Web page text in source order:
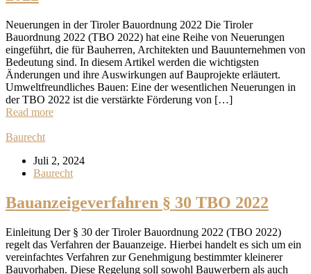
Neuerungen in der Tiroler Bauordnung 2022 Die Tiroler
Bauordnung 2022 (TBO 2022) hat eine Reihe von Neuerungen
eingeführt, die für Bauherren, Architekten und Bauunternehmen von
Bedeutung sind. In diesem Artikel werden die wichtigsten
Änderungen und ihre Auswirkungen auf Bauprojekte erläutert.
Umweltfreundliches Bauen: Eine der wesentlichen Neuerungen in
der TBO 2022 ist die verstärkte Förderung von […]
Read more
Baurecht
Juli 2, 2024
Baurecht
Bauanzeigeverfahren § 30 TBO 2022
Einleitung Der § 30 der Tiroler Bauordnung 2022 (TBO 2022)
regelt das Verfahren der Bauanzeige. Hierbei handelt es sich um ein
vereinfachtes Verfahren zur Genehmigung bestimmter kleinerer
Bauvorhaben. Diese Regelung soll sowohl Bauwerbern als auch